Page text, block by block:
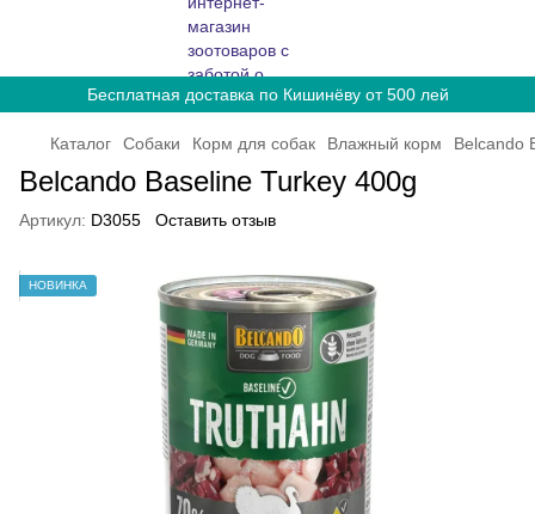
Бесплатная доставка по Кишинёву от 500 лей
Каталог Собаки Корм для собак Влажный корм Belcando
Belcando Baseline Turkey 400g
Артикул: D3055 Оставить отзыв
НОВИНКА